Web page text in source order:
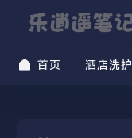
首页 酒店洗护